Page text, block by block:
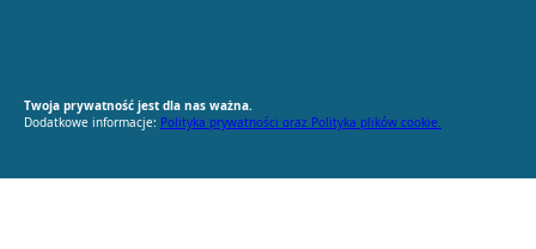
Twoja prywatność jest dla nas ważna.
Dodatkowe informacje: Polityka prywatności oraz Polityka plików cookie.